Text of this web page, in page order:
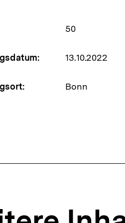
50
13.10.2022
Bonn